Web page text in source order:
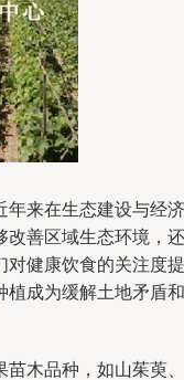
年来在生态建设与经济
改善区域生态环境，还
对健康饮食的关注度提
植成为缓解土地矛盾和
苗木品种，如山茱萸、